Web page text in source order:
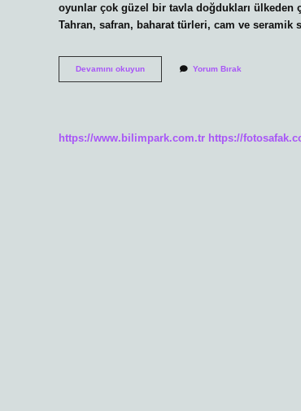
oyunlar çok güzel bir tavla doğdukları ülkeden
Tahran, safran, baharat türleri, cam ve seramik
Devamını okuyunTahran
In
Yorum Bırak
https://www.bilimpark.com.tr https://